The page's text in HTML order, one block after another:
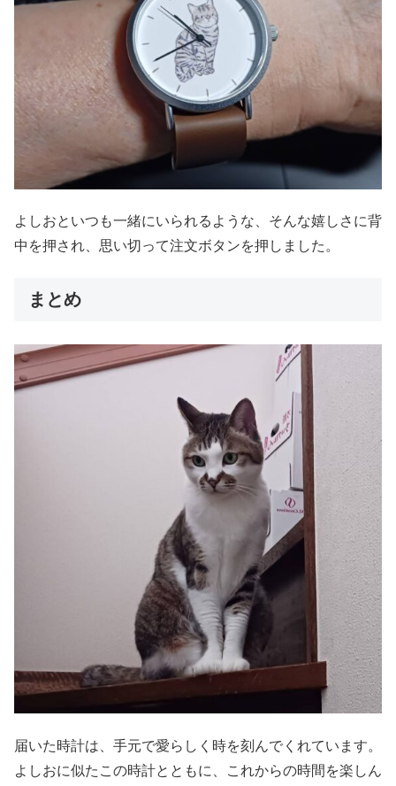
よしおといつも一緒にいられるような、そんな嬉しさに背
中を押され、思い切って注文ボタンを押しました。
まとめ
届いた時計は、手元で愛らしく時を刻んでくれています。
よしおに似たこの時計とともに、これからの時間を楽しん